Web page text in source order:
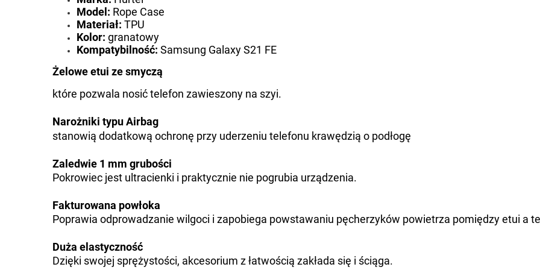
Model: Rope Case
Materiał: TPU
Kolor: granatowy
Kompatybilność: Samsung Galaxy S21 FE
Żelowe etui ze smyczą
które pozwala nosić telefon zawieszony na szyi.
Narożniki typu Airbag
stanowią dodatkową ochronę przy uderzeniu telefonu krawędzią o podłogę
Zaledwie 1 mm grubości
Pokrowiec jest ultracienki i praktycznie nie pogrubia urządzenia.
Fakturowana powłoka
Poprawia odprowadzanie wilgoci i zapobiega powstawaniu pęcherzyków powietrza pomiędzy etui a
Duża elastyczność
Dzięki swojej sprężystości, akcesorium z łatwością zakłada się i ściąga.